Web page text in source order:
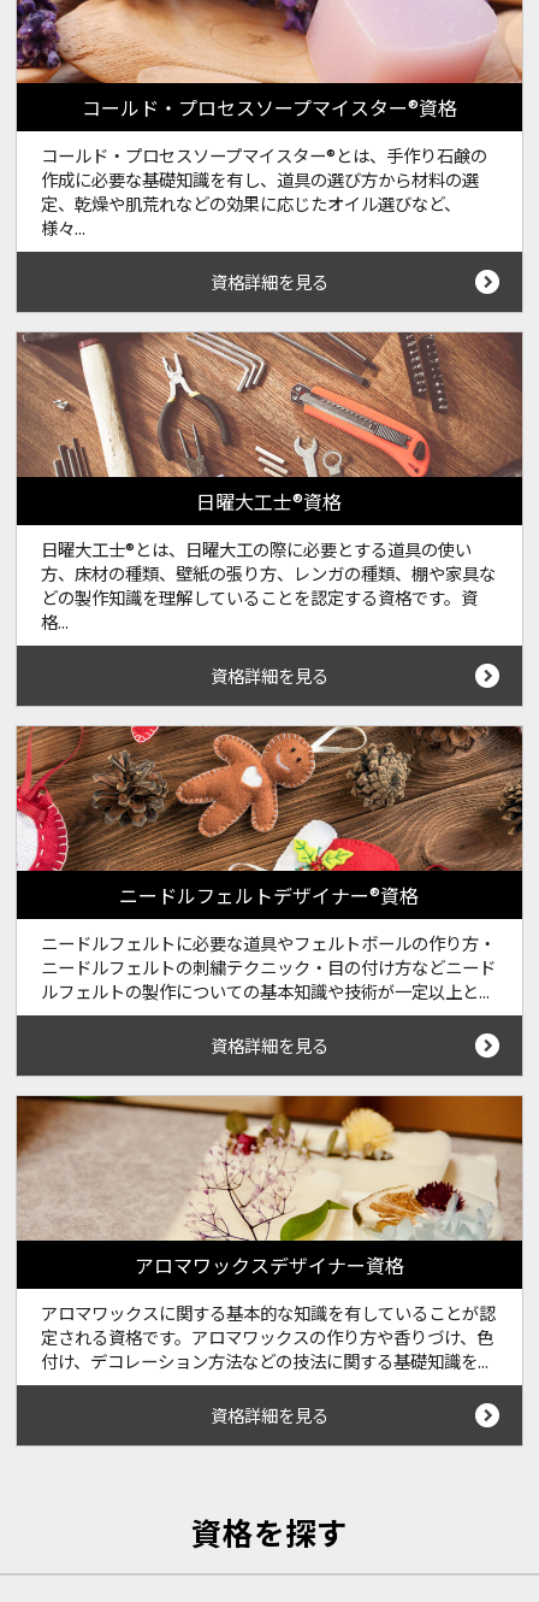
コールド・プロセスソープマイスター®資格
コールド・プロセスソープマイスター®とは、手作り石鹸の
作成に必要な基礎知識を有し、道具の選び方から材料の選
定、乾燥や肌荒れなどの効果に応じたオイル選びなど、
様々...
資格詳細を見る
日曜大工士®資格
日曜大工士®とは、日曜大工の際に必要とする道具の使い
方、床材の種類、壁紙の張り方、レンガの種類、棚や家具な
どの製作知識を理解していることを認定する資格です。資
格...
資格詳細を見る
ニードルフェルトデザイナー®資格
ニードルフェルトに必要な道具やフェルトボールの作り方・
ニードルフェルトの刺繍テクニック・目の付け方などニード
ルフェルトの製作についての基本知識や技術が一定以上と...
資格詳細を見る
アロマワックスデザイナー資格
アロマワックスに関する基本的な知識を有していることが認
定される資格です。アロマワックスの作り方や香りづけ、色
付け、デコレーション方法などの技法に関する基礎知識を...
資格詳細を見る
資格を探す